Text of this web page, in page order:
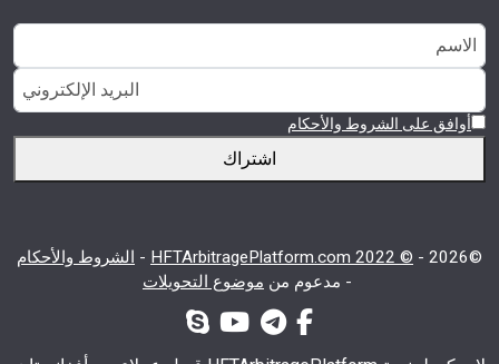
أوافق على الشروط والأحكام
اشتراك
©2026 -
© 2022 HFTArbitragePlatform.com
- الشروط والأحكام
- مدعوم من موضوع التحويلات
فيس بوك-ف
برقيةيوتيوبسكايب